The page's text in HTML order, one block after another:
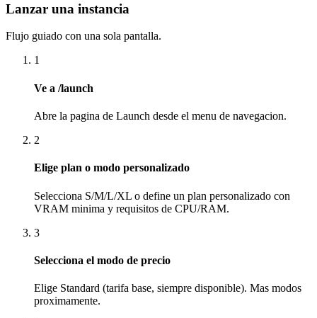
Lanzar una instancia
Flujo guiado con una sola pantalla.
1
Ve a /launch
Abre la pagina de Launch desde el menu de navegacion.
2
Elige plan o modo personalizado
Selecciona S/M/L/XL o define un plan personalizado con
VRAM minima y requisitos de CPU/RAM.
3
Selecciona el modo de precio
Elige Standard (tarifa base, siempre disponible). Mas modos
proximamente.